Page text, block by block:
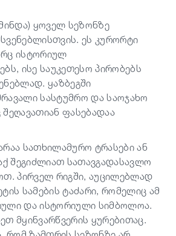
ყოველ სეზონზე
ეს კურორტი
ისტორიულ
ისე საუკეთესო პირობებს
ყაზბეგში
სასტუმრო და საოჯახო
ფასებადაა
სათხილამურო ტრასები ან
შეგიძლიათ სათავგადასავლო
პირველ რიგში, აუცილებლად
სამების ტაძარი, რომელიც ამ
და ისტორიული სიმბოლოა.
მყინვარწვერის ყურებითაც.